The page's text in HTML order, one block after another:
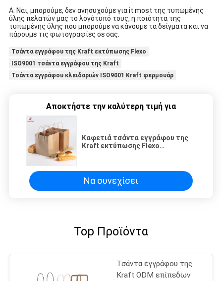
Α: Ναι, μπορούμε, δεν ανησυχούμε για it.most της τυπωμένης
ύλης πελατών μας το λογότυπό τους, η ποιότητα της
τυπωμένης ύλης που μπορούμε να κάνουμε τα δείγματα και να
πάρουμε τις φωτογραφίες σε σας.
Τσάντα εγγράφου της Kraft εκτύπωσης Flexo
ISO9001 τσάντα εγγράφου της Kraft
Τσάντα εγγράφου κλειδαριών ISO9001 Kraft φερμουάρ
Αποκτήστε την καλύτερη τιμή για
Καφετιά τσάντα εγγράφου της
Kraft εκτύπωσης Flexo
Να συνεχίσει
Top Προϊόντα
Τσάντα εγγράφου της
Kraft ODM επίπεδων